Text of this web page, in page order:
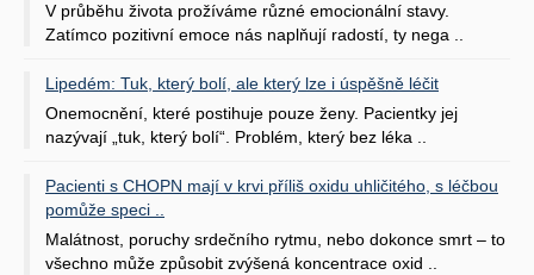
V průběhu života prožíváme různé emocionální stavy.
Zatímco pozitivní emoce nás naplňují radostí, ty nega ..
Lipedém: Tuk, který bolí, ale který lze i úspěšně léčit
Onemocnění, které postihuje pouze ženy. Pacientky jej
nazývají „tuk, který bolí“. Problém, který bez léka ..
Pacienti s CHOPN mají v krvi příliš oxidu uhličitého, s léčbou
pomůže speci ..
Malátnost, poruchy srdečního rytmu, nebo dokonce smrt – to
všechno může způsobit zvýšená koncentrace oxid ..